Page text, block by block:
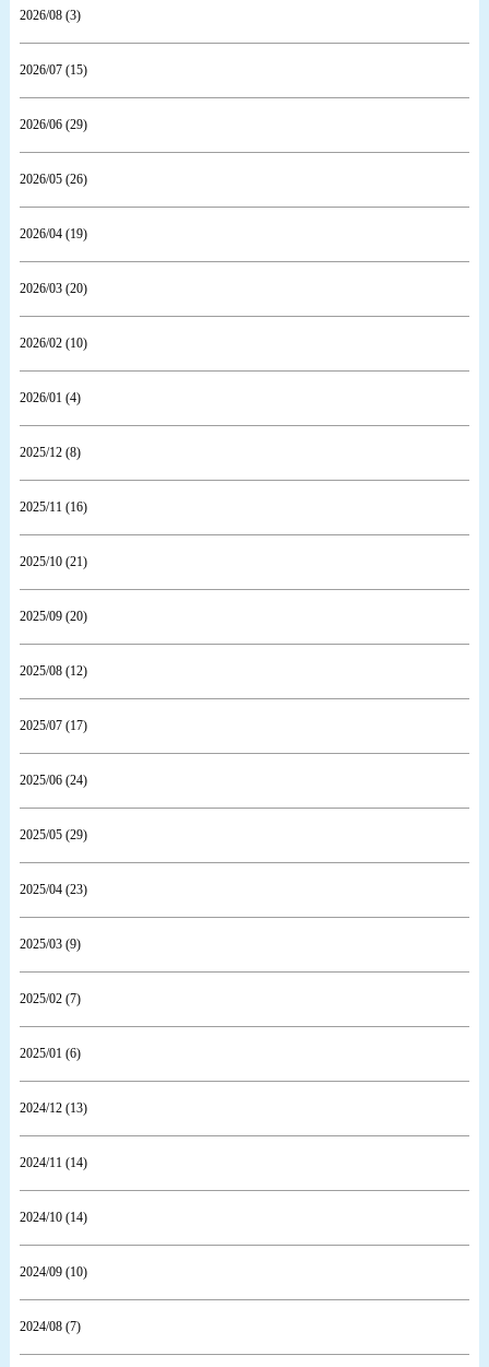
2026/08 (3)
2026/07 (15)
2026/06 (29)
2026/05 (26)
2026/04 (19)
2026/03 (20)
2026/02 (10)
2026/01 (4)
2025/12 (8)
2025/11 (16)
2025/10 (21)
2025/09 (20)
2025/08 (12)
2025/07 (17)
2025/06 (24)
2025/05 (29)
2025/04 (23)
2025/03 (9)
2025/02 (7)
2025/01 (6)
2024/12 (13)
2024/11 (14)
2024/10 (14)
2024/09 (10)
2024/08 (7)